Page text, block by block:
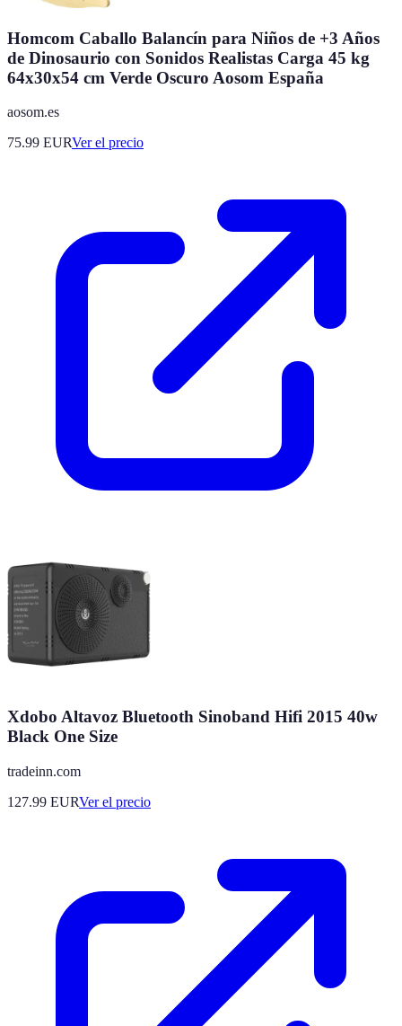
Homcom Caballo Balancín para Niños de +3 Años
de Dinosaurio con Sonidos Realistas Carga 45 kg
64x30x54 cm Verde Oscuro Aosom España
aosom.es
75.99 EURVer el precio
Xdobo Altavoz Bluetooth Sinoband Hifi 2015 40w
Black One Size
tradeinn.com
127.99 EURVer el precio